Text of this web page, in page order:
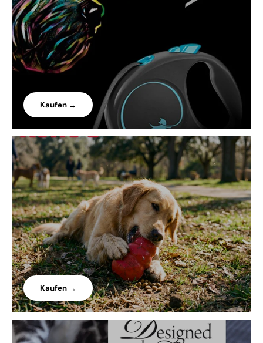
Kaufen →
Kaufen →